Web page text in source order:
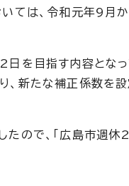
ては、令和元年9月
を目指す内容とな
、新たな補正係数を
ので、「広島市週休